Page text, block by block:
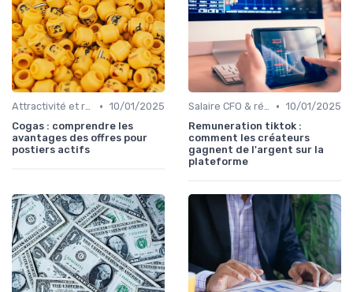
Attractivité et rétention des talents finance • 10/01/2025
Cogas : comprendre les
avantages des offres pour
postiers actifs
Salaire CFO & rémunération variable • 10/01/2025
Remuneration tiktok :
comment les créateurs
gagnent de l'argent sur la
plateforme